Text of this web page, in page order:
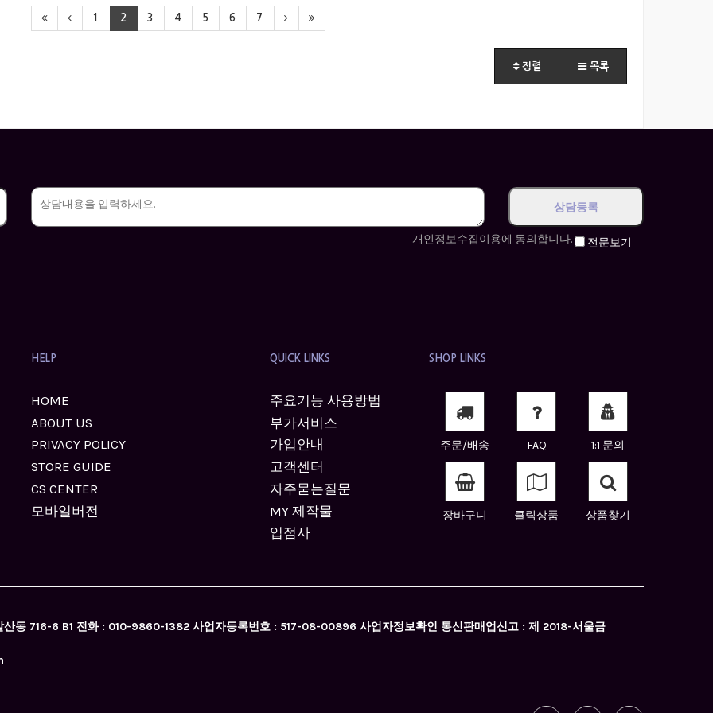
1 2 3 4 5 6 7
정렬 목록
개인정보수집이용에 동의합니다. 전문보기
HELP
HOME
ABOUT US
PRIVACY POLICY
STORE GUIDE
CS CENTER
모바일버전
QUICK LINKS
주요기능 사용방법
부가서비스
가입안내
고객센터
자주묻는질문
MY 제작물
입점사
SHOP LINKS
주문/배송 FAQ 1:1 문의
장바구니 클릭상품 상품찾기
동 716-6 B1 전화 : 010-9860-1382 사업자등록번호 : 517-08-00896 사업자정보확인 통신판매업신고 : 제 2018-서울금